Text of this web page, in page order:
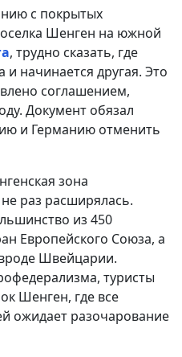
с покрытых
Шенген на южной
, трудно сказать, где
и начинается другая. Это
соглашением,
Документ обязал
и Германию отменить
зона
раз расширялась.
из 450
Европейского Союза, а
Швейцарии.
туристы
Шенген, где все
ожидает разочарование